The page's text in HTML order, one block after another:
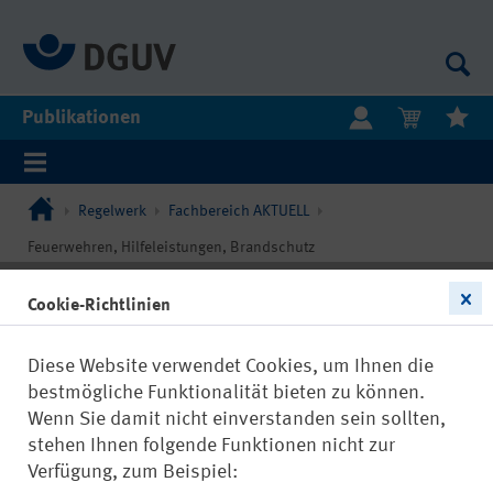
Publikationen
Regelwerk Fachbereich AKTUELL
Feuerwehren, Hilfeleistungen, Brandschutz
Cookie-Richtlinien
Diese Website verwendet Cookies, um Ihnen die
bestmögliche Funktionalität bieten zu können.
Wenn Sie damit nicht einverstanden sein sollten,
stehen Ihnen folgende Funktionen nicht zur
Verfügung, zum Beispiel: